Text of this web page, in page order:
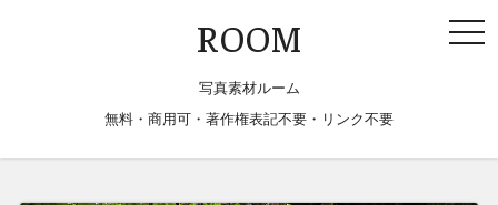
ROOM
写真素材ルーム
無料・商用可・著作権表記不要・リンク不要